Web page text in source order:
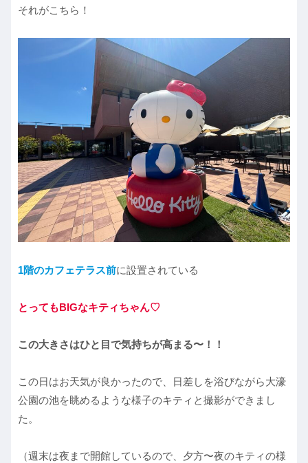
それがこちら！
1階のカフェテラス前に設置されている
とってもBIGなキティちゃん♡
この大きさはひと目で気持ちが高まる〜！！
この日はお天気が良かったので、日差しを浴びながら大濠
公園の池を眺めるような様子のキティと撮影ができまし
た。
（週末は夜まで開館しているので、夕方〜夜のキティの様